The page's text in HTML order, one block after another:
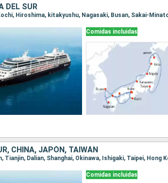
DEL SUR
Comidas incluidas
CHINA, JAPÓN, TAIWÁN
Tianjin, Dalian, Shanghai, Okinawa, Ishigaki, Taipei, Hong
Comidas incluidas